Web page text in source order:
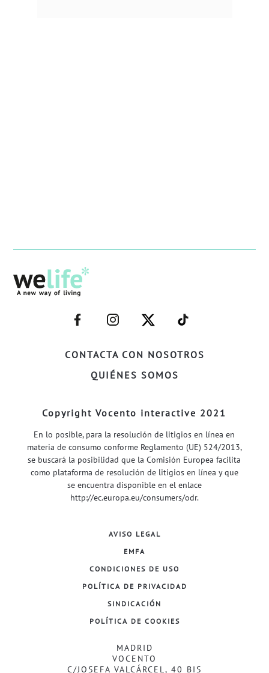
CONTACTA CON NOSOTROS
QUIÉNES SOMOS
–
FACEBOOK–
–
INSTAGRAM–
–
TWITTER–
–
WELIFE–
Copyright Vocento interactive 2021
En lo posible, para la resolución de litigios en línea en
materia de consumo conforme Reglamento (UE) 524/2013,
se buscará la posibilidad que la Comisión Europea facilita
como plataforma de resolución de litigios en línea y que
se encuentra disponible en el enlace
http://ec.europa.eu/consumers/odr.
AVISO LEGAL
EMFA
CONDICIONES DE USO
POLÍTICA DE PRIVACIDAD
SINDICACIÓN
POLÍTICA DE COOKIES
MADRID
VOCENTO
C/JOSEFA VALCÁRCEL, 40 BIS